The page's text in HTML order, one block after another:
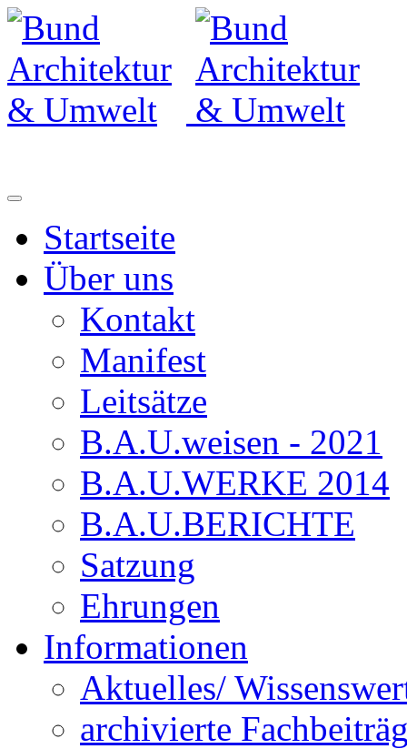
Startseite
Über uns
Kontakt
Manifest
Leitsätze
B.A.U.weisen - 2021
B.A.U.WERKE 2014
B.A.U.BERICHTE
Satzung
Ehrungen
Informationen
Aktuelles/
archivierte